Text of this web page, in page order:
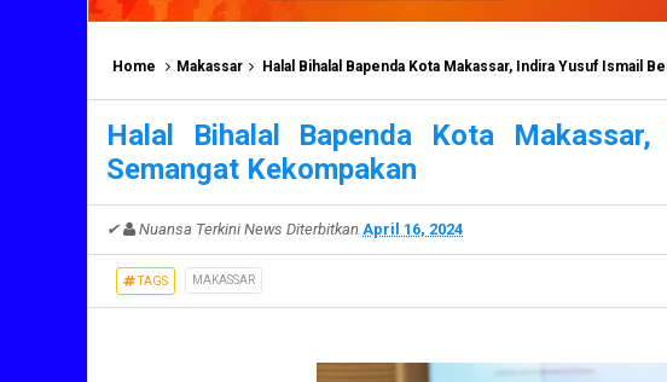
Home Makassar Halal Bihalal Bapenda Kota Makassar, Indira Yusuf Ismail
Halal Bihalal Bapenda Kota
Semangat Kekompakan
✔ Nuansa Terkini News Diterbitkan April 16, 2024
TAGS MAKASSAR